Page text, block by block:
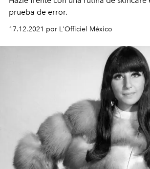
prueba de error.
17.12.2021 por L'Officiel México